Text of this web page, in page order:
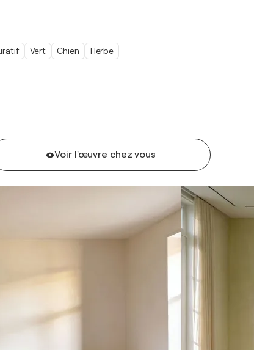
Voir l'œuvre chez vous
Vert Chien Herbe